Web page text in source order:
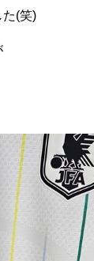
(笑)